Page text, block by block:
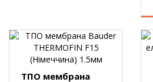
ТПО мембрана